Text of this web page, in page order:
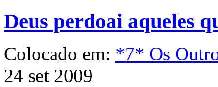
Deus perdoai aqueles
Colocado em: *7* Os
24 set 2009